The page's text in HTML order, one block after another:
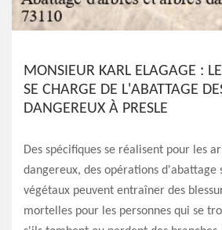
MONSIEUR KARL ELAGAGE :
SE CHARGE DE L'ABATTAGE
DANGEREUX À PRESLE
Des spécifiques se réalisent pour les
dangereux, des opérations d'abattage
végétaux peuvent entraîner des
mortelles pour les personnes qui se